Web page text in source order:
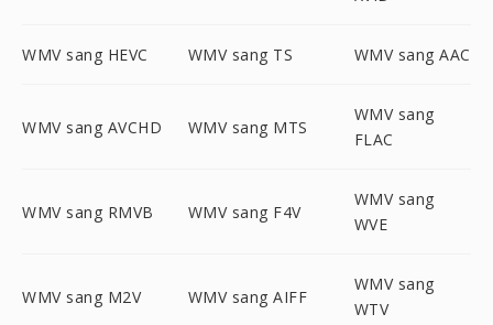
WMV sang HEVC WMV sang TS WMV sang AAC
WMV sang AVCHD WMV sang MTS
WMV sang
FLAC
WMV sang RMVB WMV sang F4V
WMV sang
WVE
WMV sang M2V WMV sang AIFF
WMV sang
WTV